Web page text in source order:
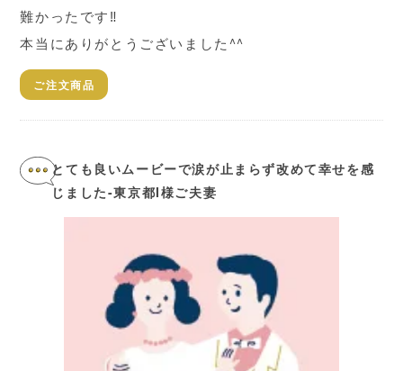
難かったです‼️
本当にありがとうございました^^
ご注文商品
とても良いムービーで涙が止まらず改めて幸せを感
じました-東京都I様ご夫妻